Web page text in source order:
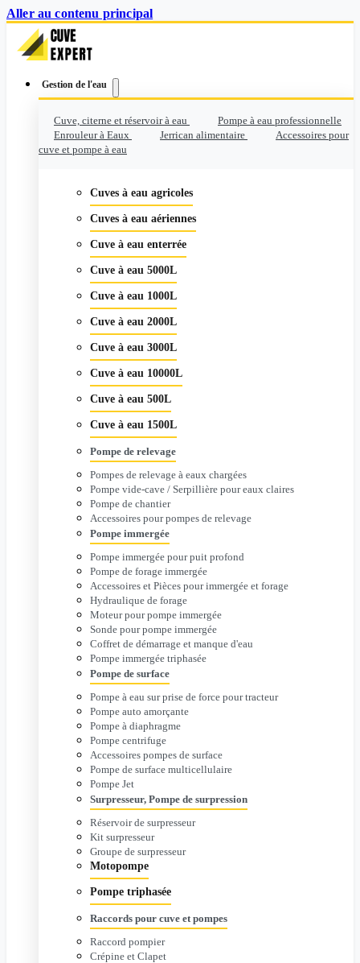
Aller au contenu principal
Gestion de l'eau
Cuve, citerne et réservoir à eau
Pompe à eau professionnelle
Enrouleur à Eaux
Jerrican alimentaire
Accessoires pour
cuve et pompe à eau
Cuves à eau agricoles
Cuves à eau aériennes
Cuve à eau enterrée
Cuve à eau 5000L
Cuve à eau 1000L
Cuve à eau 2000L
Cuve à eau 3000L
Cuve à eau 10000L
Cuve à eau 500L
Cuve à eau 1500L
Pompe de relevage
Pompes de relevage à eaux chargées
Pompe vide-cave / Serpillière pour eaux claires
Pompe de chantier
Accessoires pour pompes de relevage
Pompe immergée
Pompe immergée pour puit profond
Pompe de forage immergée
Accessoires et Pièces pour immergée et forage
Hydraulique de forage
Moteur pour pompe immergée
Sonde pour pompe immergée
Coffret de démarrage et manque d'eau
Pompe immergée triphasée
Pompe de surface
Pompe à eau sur prise de force pour tracteur
Pompe auto amorçante
Pompe à diaphragme
Pompe centrifuge
Accessoires pompes de surface
Pompe de surface multicellulaire
Pompe Jet
Surpresseur, Pompe de surpression
Réservoir de surpresseur
Kit surpresseur
Groupe de surpresseur
Motopompe
Pompe triphasée
Raccords pour cuve et pompes
Raccord pompier
Crépine et Clapet